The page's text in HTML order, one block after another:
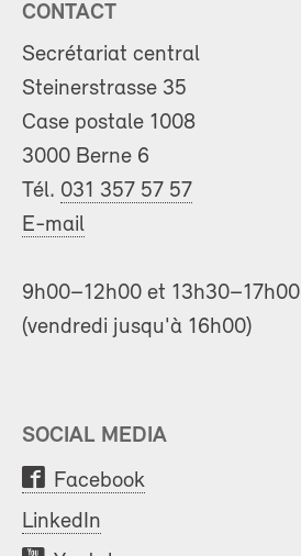
CONTACT
Secrétariat central
Steinerstrasse 35
Case postale 1008
3000 Berne 6
Tél. 031 357 57 57
E-mail
9h00–12h00 et 13h30–17h00
(vendredi jusqu'à 16h00)
SOCIAL MEDIA
Facebook
LinkedIn